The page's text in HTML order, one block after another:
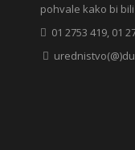
pohvale kako bi
01 2753 419, 01